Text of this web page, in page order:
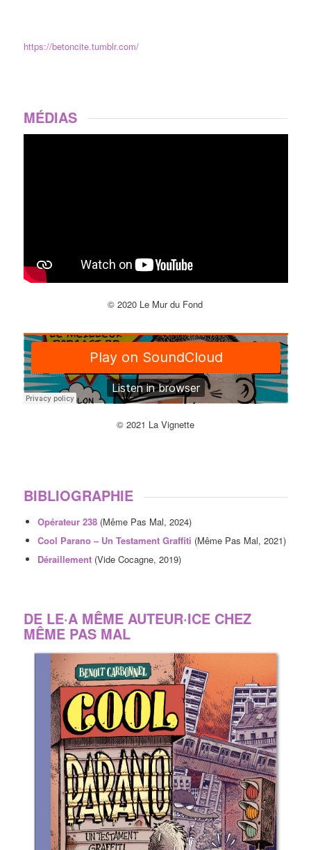
https://betoncite.tumblr.com/
MÉDIAS
© 2020 Le Mur du Fond
© 2021 La Vignette
BIBLIOGRAPHIE
Opérateur 238(Même Pas Mal, 2024)
Cool Parano – Un Testament Graffiti (Même Pas Mal, 2021)
Déraillement(Vide Cocagne, 2019)
DE LE·A MÊME AUTEUR·ICE CHEZ
MÊME PAS MAL